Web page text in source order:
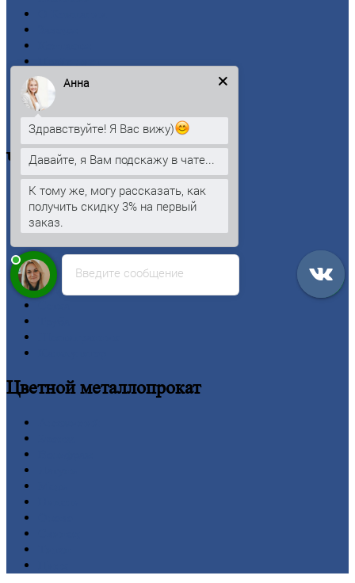
Новости
Личный
Оформление
Оплата
Черныйметаллопрокат
Арматура
Двутавроваябалка (двутавр)
Квадрат
Лист
Проволока
Рельсы
Цветнойметаллопрокат
Введите сообщение
Анна
Здравствуйте! Я Вас вижу)
Давайте, я Вам подскажу в чате...
К тому же, могу рассказать, как
получить скидку 3% на первый
заказ.